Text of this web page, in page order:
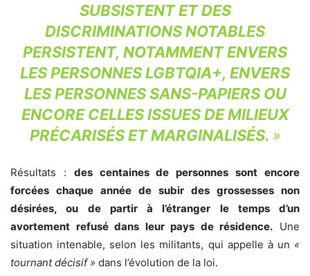
SUBSISTENT ET DES
DISCRIMINATIONS NOTABLES
PERSISTENT, NOTAMMENT ENVERS
LES PERSONNES LGBTQIA+, ENVERS
LES PERSONNES SANS-PAPIERS OU
ENCORE CELLES ISSUES DE MILIEUX
PRÉCARISÉS ET MARGINALISÉS. »
Résultats : des centaines de personnes sont encore
forcées chaque année de subir des grossesses non
désirées, ou de partir à l’étranger le temps d’un
avortement refusé dans leur pays de résidence. Une
situation intenable, selon les militants, qui appelle à un «
tournant décisif» dans l’évolution de la loi.